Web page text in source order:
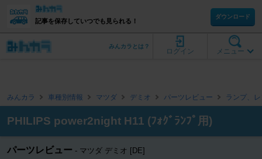
記事を保存していつでも見られる！
ダウンロード
メニュー
ログイン
みんカラとは？
みんカラ 車種別情報 マツダ デミオ パーツレビュー ランプ、
PHILIPS power2night H11 (ﾌｫｸﾞﾗﾝﾌﾟ用)
パーツレビュー マツダ デミオ [DE]